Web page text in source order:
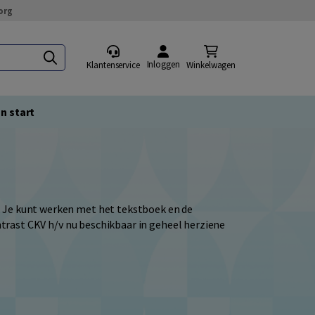
Klantenservice Inloggen Winkelwagen
start
kunt werken met het tekstboek en de
CKV h/v nu beschikbaar in geheel herziene